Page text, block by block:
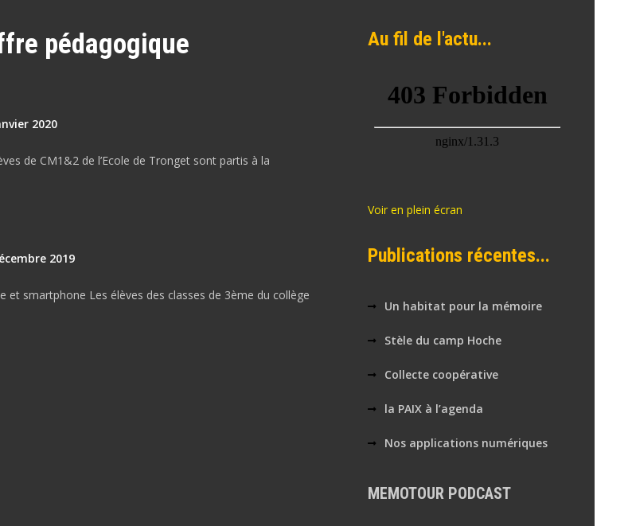
pédagogique
2020
de CM1&2 de l’Ecole de Tronget sont partis à la
2019
et smartphone Les élèves des classes de 3ème du collège
Au fil de l'actu...
Voir en plein écran
Publications récentes...
Un habitat pour la mémoire
Stèle du camp Hoche
Collecte coopérative
la PAIX à l’agenda
Nos applications numériques
MEMOTOUR PODCAST